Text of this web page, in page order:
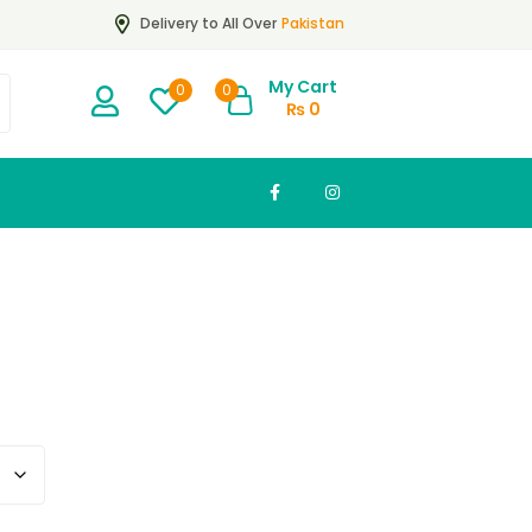
Delivery to All Over Pakistan
0 0
My Cart
₨0